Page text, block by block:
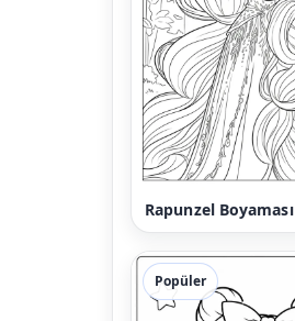
Rapunzel Boyaması
Popüler